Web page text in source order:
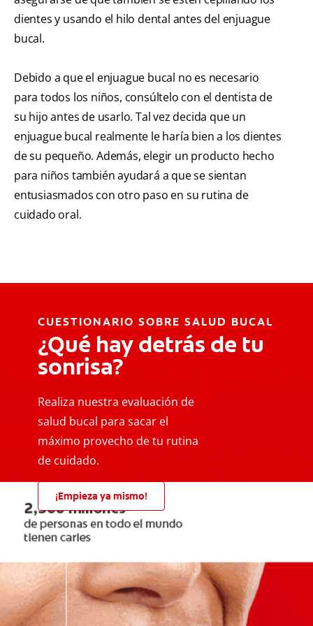
dientes y usando el hilo dental antes del enjuague
bucal.
Debido a que el enjuague bucal no es necesario
para todos los niños, consúltelo con el dentista de
su hijo antes de usarlo. Tal vez decida que un
enjuague bucal realmente le haría bien a los dientes
de su pequeño. Además, elegir un producto hecho
para niños también ayudará a que se sientan
entusiasmados con otro paso en su rutina de
cuidado oral.
CUESTIONARIO SOBRE SALUD BUCAL
¿Qué hay detrás de tu
sonrisa?
Realiza nuestra evaluación de
salud bucal para sacar el
máximo provecho de tu rutina
de cuidado.
¡Empieza ya mismo!